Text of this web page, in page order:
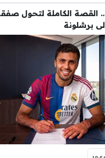
القصة الكاملة لتحول
برشلونة